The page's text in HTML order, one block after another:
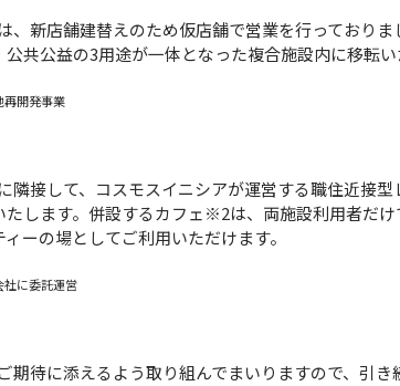
、新店舗建替えのため仮店舗で営業を行っており
共公益の3用途が一体となった複合施設内に移転い
開発事業
隣接して、コスモスイニシアが運営する職住近接
します。併設するカフェ※2は、両施設利用者だ
ーの場としてご利用いただけます。
に委託運営
期待に添えるよう取り組んでまいりますので、引